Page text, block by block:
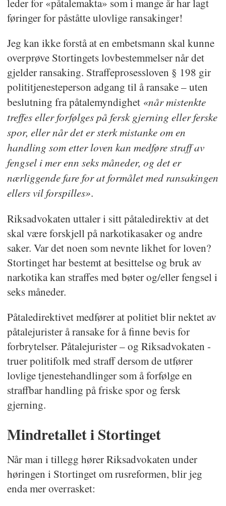
leder for «påtalemakta» som i mange år har lagt
føringer for påståtte ulovlige ransakinger!
Jeg kan ikke forstå at en embetsmann skal kunne
overprøve Stortingets lovbestemmelser når det
gjelder ransaking. Straffeprosessloven § 198 gir
polititjenesteperson adgang til å ransake – uten
beslutning fra påtalemyndighet «når mistenkte
treffes eller forfølges på fersk gjerning eller ferske
spor, eller når det er sterk mistanke om en
handling som etter loven kan medføre straff av
fengsel i mer enn seks måneder, og det er
nærliggende fare for at formålet med ransakingen
ellers vil forspilles».
Riksadvokaten uttaler i sitt påtaledirektiv at det
skal være forskjell på narkotikasaker og andre
saker. Var det noen som nevnte likhet for loven?
Stortinget har bestemt at besittelse og bruk av
narkotika kan straffes med bøter og/eller fengsel i
seks måneder.
Påtaledirektivet medfører at politiet blir nektet av
påtalejurister å ransake for å finne bevis for
forbrytelser. Påtalejurister – og Riksadvokaten -
truer politifolk med straff dersom de utfører
lovlige tjenestehandlinger som å forfølge en
straffbar handling på friske spor og fersk
gjerning.
Mindretallet i Stortinget
Når man i tillegg hører Riksadvokaten under
høringen i Stortinget om rusreformen, blir jeg
enda mer overrasket: